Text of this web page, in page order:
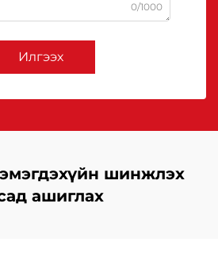
0/1000
Илгээх
шинжлэх
ашиглах